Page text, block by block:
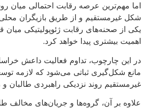
اما مهم‌ترین عرصه رقابت احتمالی میان
شکل غیرمستقیم و از طریق بازیگران
یکی از صحنه‌های رقابت ژئوپولیتیکی
اهمیت بیشتری پیدا خواهد کرد.
در این چارچوب، تداوم فعالیت داعش
مانع شکل‌گیری ثباتی می‌شود که لازمه
غیرمستقیم روند نزدیکی راهبردی طالبان و
علاوه بر آن، گروه‌ها و جریان‌های مخالف